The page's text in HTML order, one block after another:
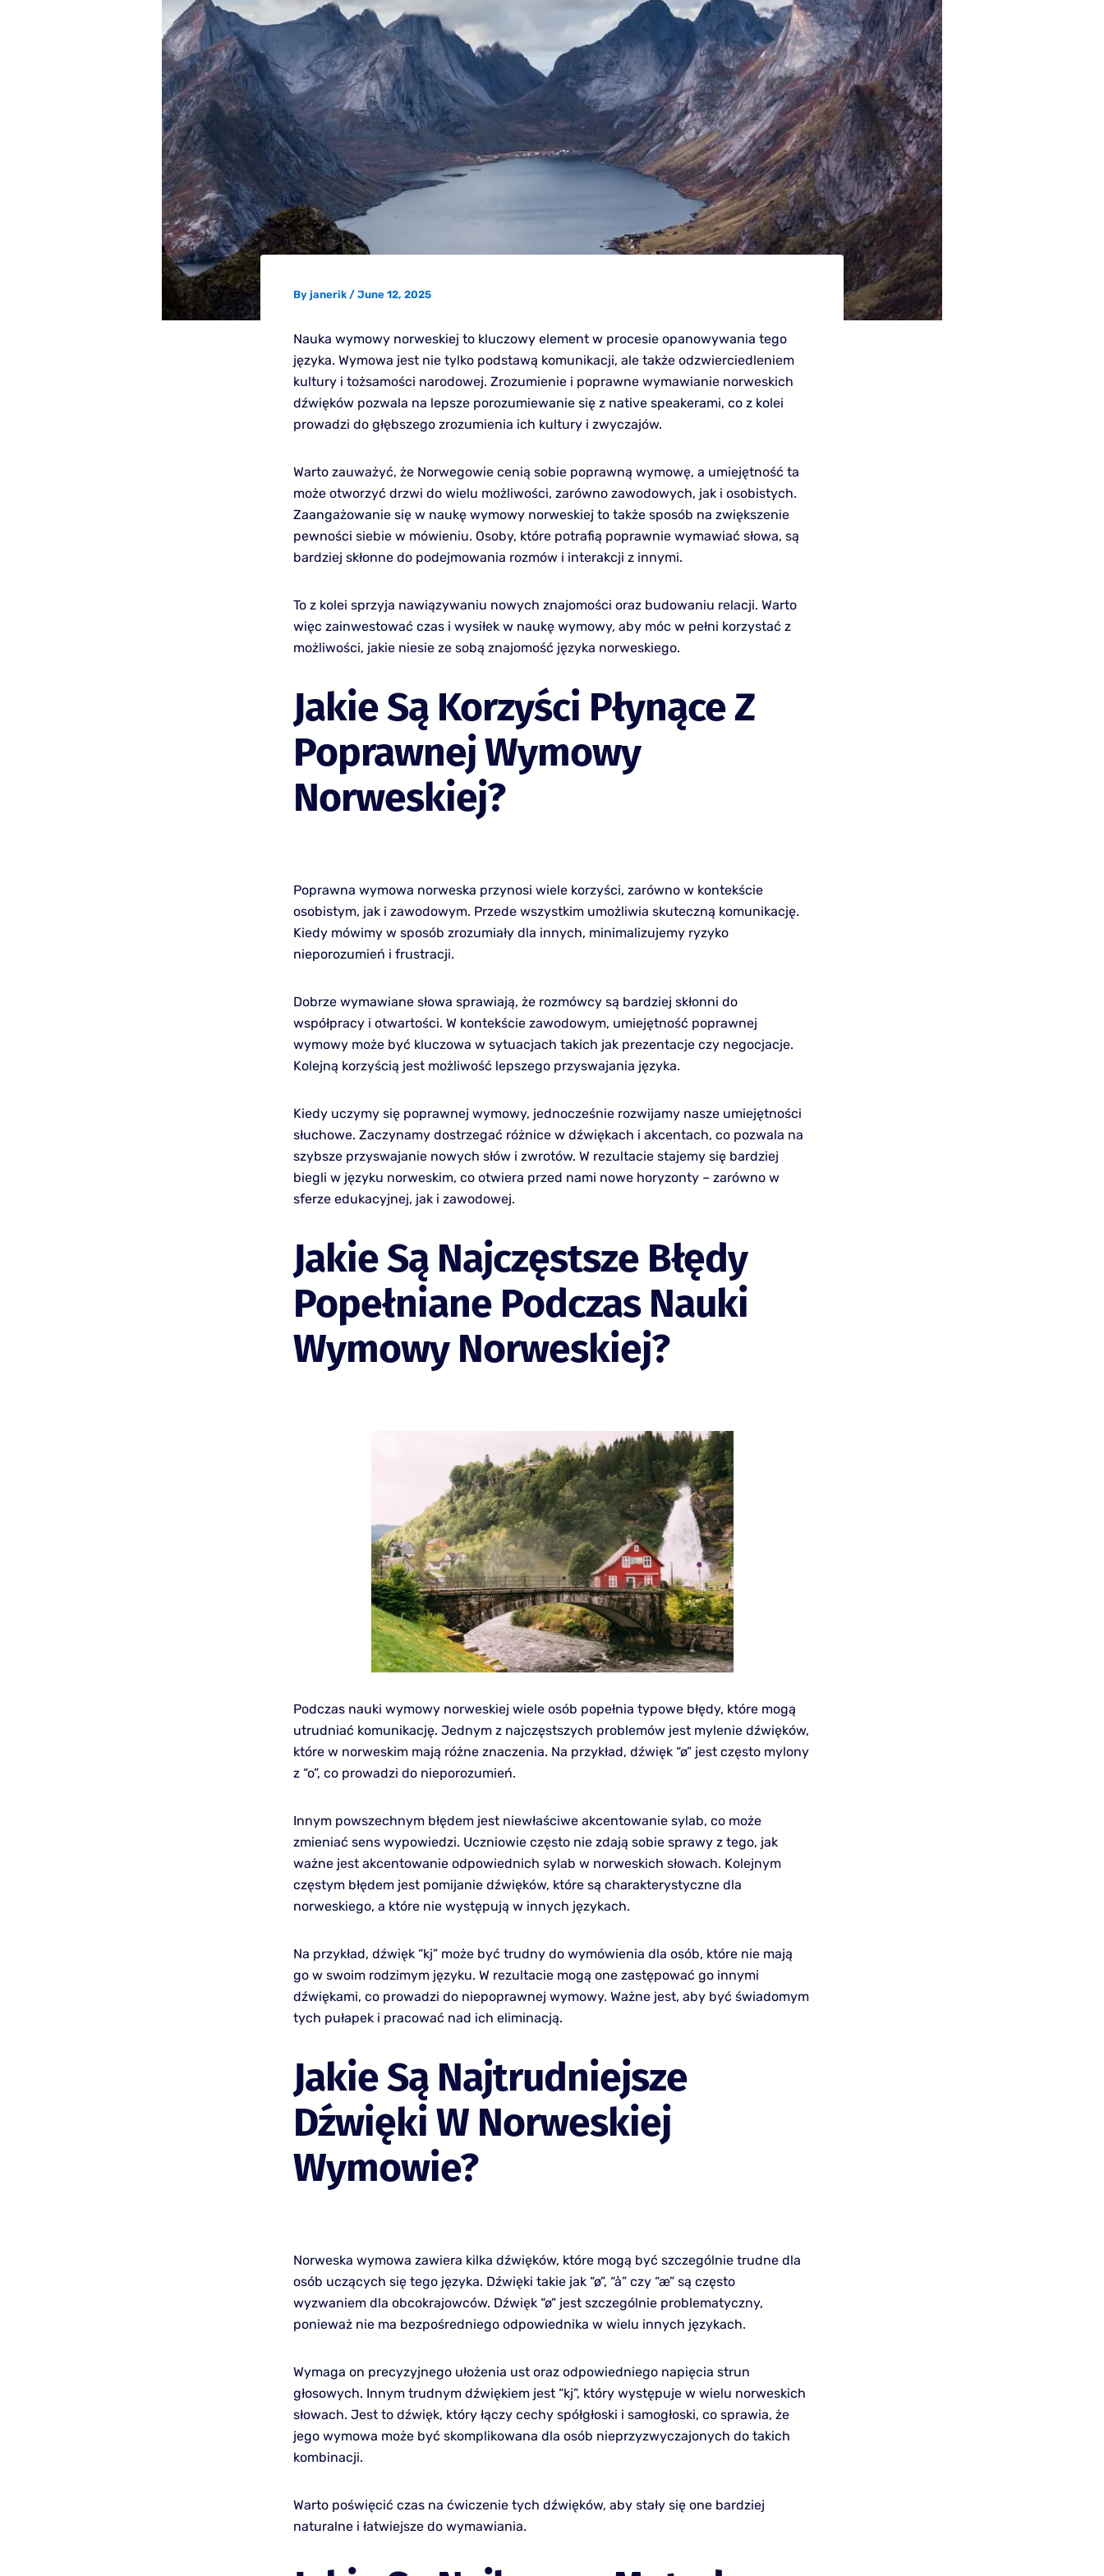
By janerik / June 12, 2025
Nauka wymowy norweskiej to kluczowy element w procesie opanowywania tego
języka. Wymowa jest nie tylko podstawą komunikacji, ale także odzwierciedleniem
kultury i tożsamości narodowej. Zrozumienie i poprawne wymawianie norweskich
dźwięków pozwala na lepsze porozumiewanie się z native speakerami, co z kolei
prowadzi do głębszego zrozumienia ich kultury i zwyczajów.
Warto zauważyć, że Norwegowie cenią sobie poprawną wymowę, a umiejętność ta
może otworzyć drzwi do wielu możliwości, zarówno zawodowych, jak i osobistych.
Zaangażowanie się w naukę wymowy norweskiej to także sposób na zwiększenie
pewności siebie w mówieniu. Osoby, które potrafią poprawnie wymawiać słowa, są
bardziej skłonne do podejmowania rozmów i interakcji z innymi.
To z kolei sprzyja nawiązywaniu nowych znajomości oraz budowaniu relacji. Warto
więc zainwestować czas i wysiłek w naukę wymowy, aby móc w pełni korzystać z
możliwości, jakie niesie ze sobą znajomość języka norweskiego.
Jakie Są Korzyści Płynące Z
Poprawnej Wymowy
Norweskiej?
Poprawna wymowa norweska przynosi wiele korzyści, zarówno w kontekście
osobistym, jak i zawodowym. Przede wszystkim umożliwia skuteczną komunikację.
Kiedy mówimy w sposób zrozumiały dla innych, minimalizujemy ryzyko
nieporozumień i frustracji.
Dobrze wymawiane słowa sprawiają, że rozmówcy są bardziej skłonni do
współpracy i otwartości. W kontekście zawodowym, umiejętność poprawnej
wymowy może być kluczowa w sytuacjach takich jak prezentacje czy negocjacje.
Kolejną korzyścią jest możliwość lepszego przyswajania języka.
Kiedy uczymy się poprawnej wymowy, jednocześnie rozwijamy nasze umiejętności
słuchowe. Zaczynamy dostrzegać różnice w dźwiękach i akcentach, co pozwala na
szybsze przyswajanie nowych słów i zwrotów. W rezultacie stajemy się bardziej
biegli w języku norweskim, co otwiera przed nami nowe horyzonty – zarówno w
sferze edukacyjnej, jak i zawodowej.
Jakie Są Najczęstsze Błędy
Popełniane Podczas Nauki
Wymowy Norweskiej?
Podczas nauki wymowy norweskiej wiele osób popełnia typowe błędy, które mogą
utrudniać komunikację. Jednym z najczęstszych problemów jest mylenie dźwięków,
które w norweskim mają różne znaczenia. Na przykład, dźwięk “ø” jest często mylony
z “o”, co prowadzi do nieporozumień.
Innym powszechnym błędem jest niewłaściwe akcentowanie sylab, co może
zmieniać sens wypowiedzi. Uczniowie często nie zdają sobie sprawy z tego, jak
ważne jest akcentowanie odpowiednich sylab w norweskich słowach. Kolejnym
częstym błędem jest pomijanie dźwięków, które są charakterystyczne dla
norweskiego, a które nie występują w innych językach.
Na przykład, dźwięk “kj” może być trudny do wymówienia dla osób, które nie mają
go w swoim rodzimym języku. W rezultacie mogą one zastępować go innymi
dźwiękami, co prowadzi do niepoprawnej wymowy. Ważne jest, aby być świadomym
tych pułapek i pracować nad ich eliminacją.
Jakie Są Najtrudniejsze
Dźwięki W Norweskiej
Wymowie?
Norweska wymowa zawiera kilka dźwięków, które mogą być szczególnie trudne dla
osób uczących się tego języka. Dźwięki takie jak “ø”, “å” czy “æ” są często
wyzwaniem dla obcokrajowców. Dźwięk “ø” jest szczególnie problematyczny,
ponieważ nie ma bezpośredniego odpowiednika w wielu innych językach.
Wymaga on precyzyjnego ułożenia ust oraz odpowiedniego napięcia strun
głosowych. Innym trudnym dźwiękiem jest “kj”, który występuje w wielu norweskich
słowach. Jest to dźwięk, który łączy cechy spółgłoski i samogłoski, co sprawia, że
jego wymowa może być skomplikowana dla osób nieprzyzwyczajonych do takich
kombinacji.
Warto poświęcić czas na ćwiczenie tych dźwięków, aby stały się one bardziej
naturalne i łatwiejsze do wymawiania.